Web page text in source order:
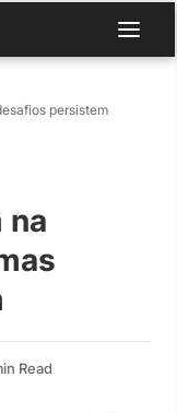
persistem
na
Read